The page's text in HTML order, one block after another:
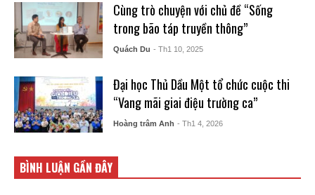
Cùng trò chuyện với chủ đề “Sống
trong bão táp truyền thông”
Quách Du - Th1 10, 2025
Đại học Thủ Dầu Một tổ chức cuộc thi
“Vang mãi giai điệu trường ca”
Hoàng trâm Anh - Th1 4, 2026
BÌNH LUẬN GẦN ĐÂY